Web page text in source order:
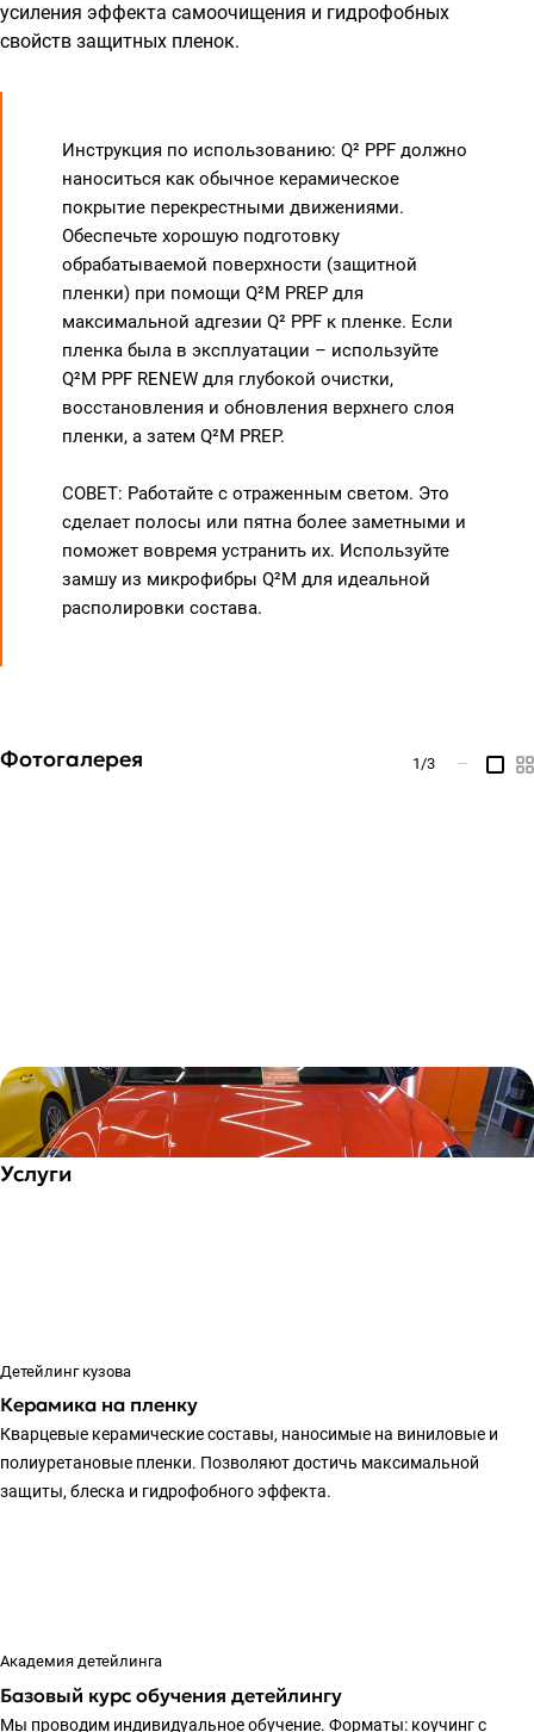
усиления эффекта самоочищения и гидрофобных
свойств защитных пленок.
Инструкция по использованию: Q² PPF должно
наноситься как обычное керамическое
покрытие перекрестными движениями.
Обеспечьте хорошую подготовку
обрабатываемой поверхности (защитной
пленки) при помощи Q²M PREP для
максимальной адгезии Q² PPF к пленке. Если
пленка была в эксплуатации – используйте
Q²M PPF RENEW для глубокой очистки,
восстановления и обновления верхнего слоя
пленки, а затем Q²M PREP.
СОВЕТ: Работайте с отраженным светом. Это
сделает полосы или пятна более заметными и
поможет вовремя устранить их. Используйте
замшу из микрофибры Q²M для идеальной
располировки состава.
Фотогалерея 1 /3 —
Услуги
Детейлинг кузова
Керамика на пленку
Кварцевые керамические составы, наносимые на виниловые и
полиуретановые пленки. Позволяют достичь максимальной
защиты, блеска и гидрофобного эффекта.
Академия детейлинга
Базовый курс обучения детейлингу
Мы проводим индивидуальное обучение. Форматы: коучинг с